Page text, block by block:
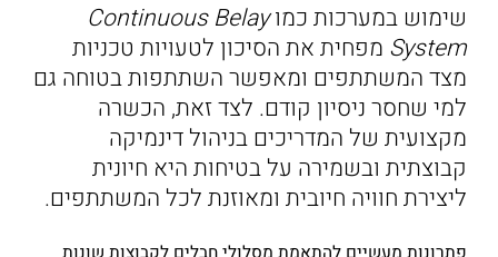
שימוש במערכות כמו
ContinuousBelay
System מפחית את הסיכון לטעויות טכניות
מצד המשתתפים ומאפשר השתתפות בטוחה גם
למי שחסר ניסיון קודם. לצד זאת, הכשרה
מקצועית של המדריכים בניהול דינמיקה
קבוצתית ובשמירה על בטיחות היא חיונית
ליצירת חוויה חיובית ומאוזנת לכל המשתתפים.